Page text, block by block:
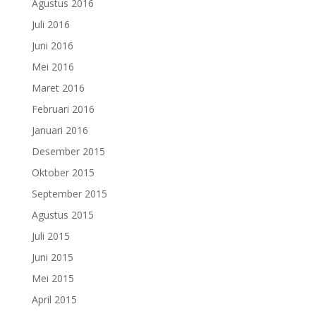
Agustus 2016
Juli 2016
Juni 2016
Mei 2016
Maret 2016
Februari 2016
Januari 2016
Desember 2015
Oktober 2015
September 2015
Agustus 2015
Juli 2015
Juni 2015
Mei 2015
April 2015